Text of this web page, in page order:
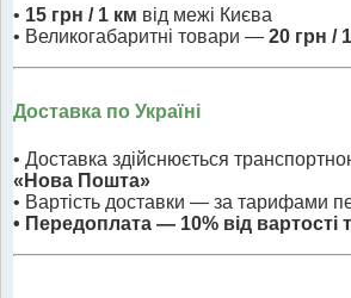
• 15 грн / 1 км від межі Києва
• Великогабаритні товари — 20 грн /
Доставка по Україні
• Доставка здійснюється
«Нова Пошта»
• Вартість доставки — за тарифами
• Передоплата — 10% від вартості